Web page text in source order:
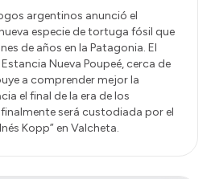
argentinos anunció el
especie de tortuga fósil que
de años en la Patagonia. El
Nueva Poupeé, cerca de
a comprender mejor la
el final de la era de los
será custodiada por el
Kopp” en Valcheta.